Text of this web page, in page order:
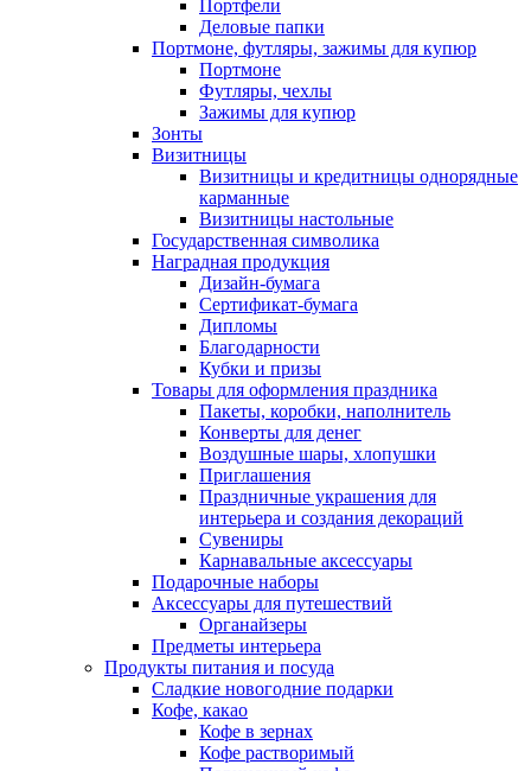
Портфели
Деловые папки
Портмоне, футляры, зажимы для купюр
Портмоне
Футляры, чехлы
Зажимы для купюр
Зонты
Визитницы
Визитницы и кредитницы однорядные
карманные
Визитницы настольные
Государственная символика
Наградная продукция
Дизайн-бумага
Сертификат-бумага
Дипломы
Благодарности
Кубки и призы
Товары для оформления праздника
Пакеты, коробки, наполнитель
Конверты для денег
Воздушные шары, хлопушки
Приглашения
Праздничные украшения для
интерьера и создания декораций
Сувениры
Карнавальные аксессуары
Подарочные наборы
Аксессуары для путешествий
Органайзеры
Предметы интерьера
Продукты питания и посуда
Сладкие новогодние подарки
Кофе, какао
Кофе в зернах
Кофе растворимый